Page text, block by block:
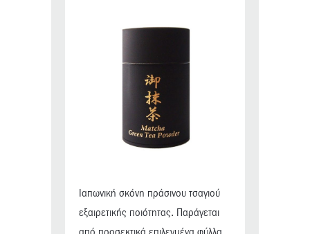
Ιαπωνική σκόνη πράσινου τσαγιού
εξαιρετικής ποιότητας. Παράγεται